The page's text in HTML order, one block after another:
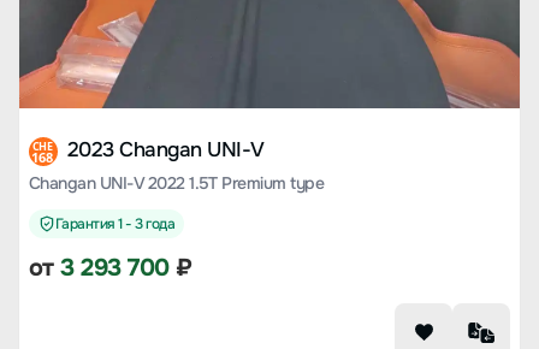
CHE
168 2023 Changan UNI-V
Changan UNI-V 2022 1.5T Premium type
Гарантия 1 - 3 года
от3 293 700₽